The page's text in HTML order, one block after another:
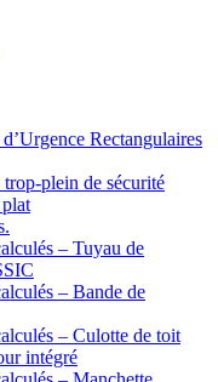
Rectangulaires
plein de sécurité
– Tuyau de
– Bande de
– Culotte de toit
intégré